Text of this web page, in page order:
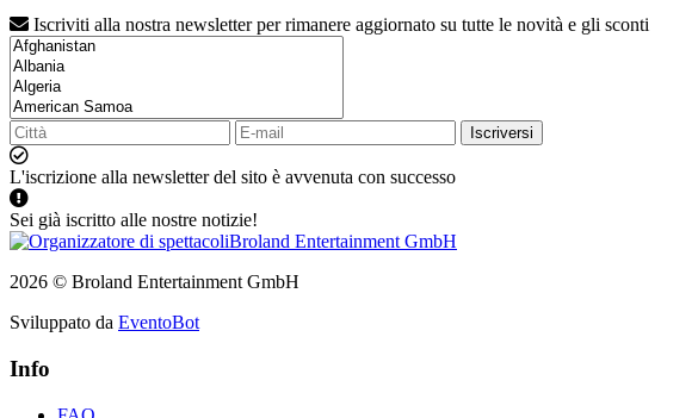
Iscriviti alla nostra newsletter per rimanere aggiornato su tutte le novità e gli sconti
Iscriversi
L'iscrizione alla newsletter del sito è avvenuta con successo
Sei già iscritto alle nostre notizie!
2026 © Broland Entertainment GmbH
Sviluppato da EventoBot
Info